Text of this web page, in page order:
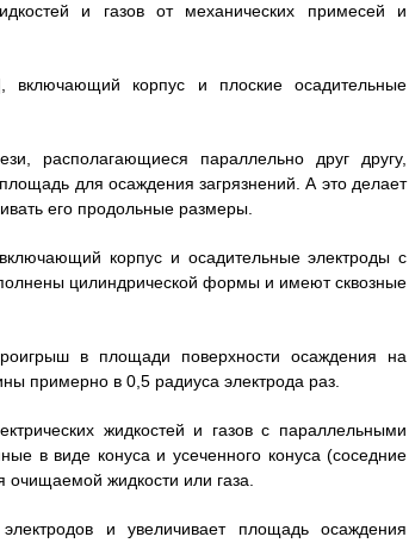
и газов от механических примесей и
включающий корпус и плоские осадительные
располагающиеся параллельно друг другу,
для осаждения загрязнений. А это делает
его продольные размеры.
включающий корпус и осадительные электроды с
цилиндрической формы и имеют сквозные
в площади поверхности осаждения на
примерно в 0,5 радиуса электрода раз.
жидкостей и газов с параллельными
в виде конуса и усеченного конуса (соседние
очищаемой жидкости или газа.
и увеличивает площадь осаждения